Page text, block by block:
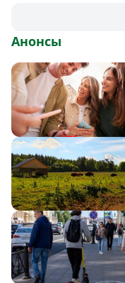
Анонсы